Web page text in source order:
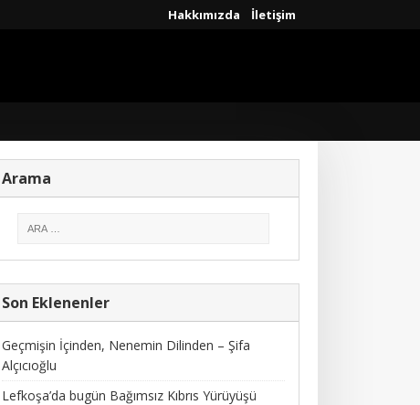
Hakkımızda İletişim
Arama
Son Eklenenler
Geçmişin İçinden, Nenemin Dilinden – Şifa
Alçıcıoğlu
Lefkoşa’da bugün Bağımsız Kıbrıs Yürüyüşü